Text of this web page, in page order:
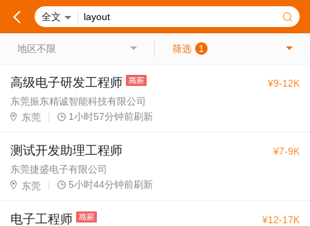
全文
地区不限 筛选 1
高级电子研发工程师
东莞振东精诚智能科技有限公司
东莞
| 1小时57分钟前刷新
¥9-12K
测试开发助理工程师
东莞捷盛电子有限公司
东莞
| 5小时44分钟前刷新
¥7-9K
电子工程师 ¥12-17K